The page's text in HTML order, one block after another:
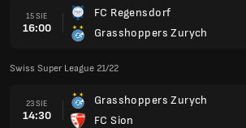
15 SIE
16:00
FC Regensdorf
Grasshoppers Zurych
Swiss Super League 21/22
23 SIE
14:30
Grasshoppers Zurych
FC Sion